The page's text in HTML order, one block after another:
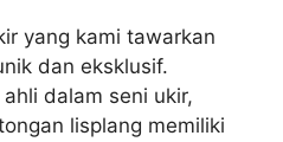
yang kami tawarkan
dan eksklusif.
dalam seni ukir,
lisplang memiliki